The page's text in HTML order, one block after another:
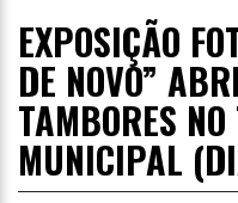
EXPOSIÇÃO
DE NOVO”
TAMBORES
MUNICIPAL